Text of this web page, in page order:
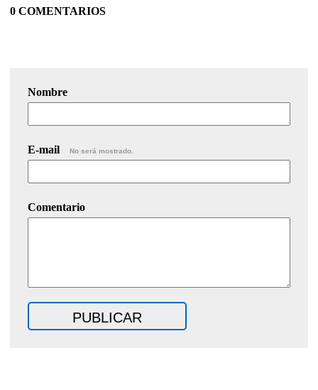
0 COMENTARIOS
Nombre
E-mail No será mostrado.
Comentario